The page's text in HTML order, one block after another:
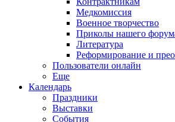
Медкомиссия
Военное творчество
Приколы нашего
Литература
Реформирование и
Пользователи онлайн
Еще
Календарь
Праздники
Выставки
События